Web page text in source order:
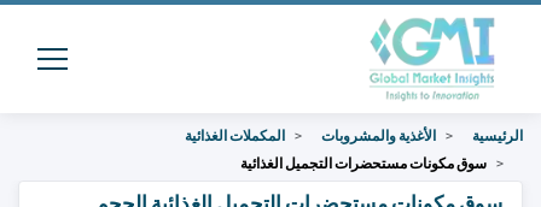
الرئيسية الأغذية والمشروبات
المكملات الغذائية
سوق مكونات مستحضرات التجميل الغذائية